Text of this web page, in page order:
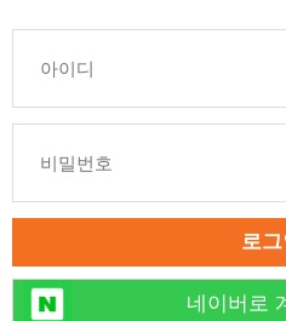
로그
네이버로